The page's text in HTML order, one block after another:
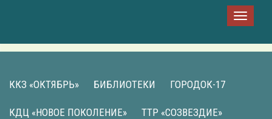
ККЗ «ОКТЯБРЬ» БИБЛИОТЕКИ ГОРОДОК-17
КДЦ «НОВОЕ ПОКОЛЕНИЕ» ТТР «СОЗВЕЗДИЕ»